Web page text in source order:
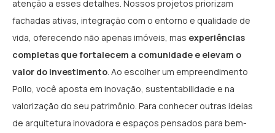
atenção a esses detalhes. Nossos projetos priorizam
fachadas ativas, integração com o entorno e qualidade de
vida, oferecendo não apenas imóveis, mas experiências
completas que fortalecem a comunidade e elevam o
valor do investimento . Ao escolher um empreendimento
Pollo, você aposta em inovação, sustentabilidade e na
valorização do seu patrimônio. Para conhecer outras ideias
de arquitetura inovadora e espaços pensados para bem-